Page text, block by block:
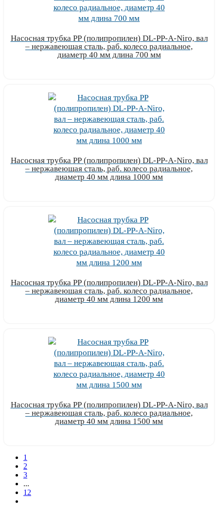
Насосная трубка РР (полипропилен) DL-PP-A-Niro, вал
– нержавеющая сталь, раб. колесо радиальное,
диаметр 40 мм длина 700 мм
Насосная трубка РР (полипропилен) DL-PP-A-Niro, вал
– нержавеющая сталь, раб. колесо радиальное,
диаметр 40 мм длина 1000 мм
Насосная трубка РР (полипропилен) DL-PP-A-Niro, вал
– нержавеющая сталь, раб. колесо радиальное,
диаметр 40 мм длина 1200 мм
Насосная трубка РР (полипропилен) DL-PP-A-Niro, вал
– нержавеющая сталь, раб. колесо радиальное,
диаметр 40 мм длина 1500 мм
1
2
3
...
12